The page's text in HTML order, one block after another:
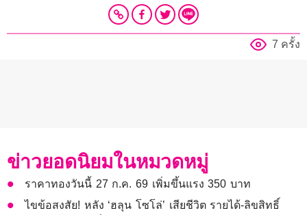
7 ครั้ง
ข่าวยอดนิยมในหมวดหมู่
ราคาทองวันนี้ 27 ก.ค. 69 เพิ่มขึ้นแรง 350 บาท
ไขข้อสงสัย! หลัง ‘ฮลุน โซโล่’ เสียชีวิต รายได้-ลิขสิทธิ์